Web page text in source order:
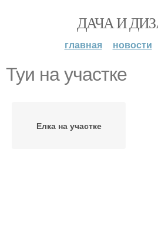
ДАЧА И
главная новости
Туи на участке
Елка на участке